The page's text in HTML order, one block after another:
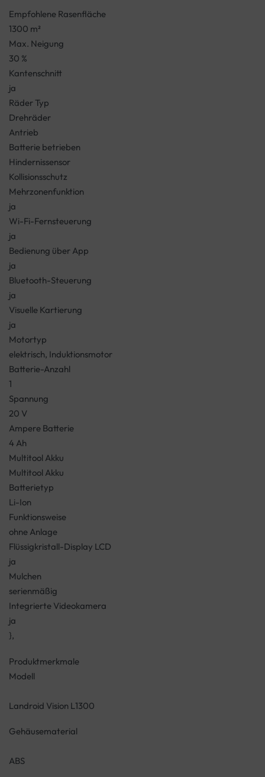
Empfohlene Rasenfläche
1300 m²
Max. Neigung
30 %
Kantenschnitt
ja
Räder Typ
Drehräder
Antrieb
Batterie betrieben
Hindernissensor
Kollisionsschutz
Mehrzonenfunktion
ja
Wi-Fi-Fernsteuerung
ja
Bedienung über App
ja
Bluetooth-Steuerung
ja
Visuelle Kartierung
ja
Motortyp
elektrisch, Induktionsmotor
Batterie-Anzahl
1
Spannung
20 V
Ampere Batterie
4 Ah
Multitool Akku
Multitool Akku
Batterietyp
Li-Ion
Funktionsweise
ohne Anlage
Flüssigkristall-Display LCD
ja
Mulchen
serienmäßig
Integrierte Videokamera
ja
},
Produktmerkmale
Modell
Landroid Vision L1300
Gehäusematerial
ABS